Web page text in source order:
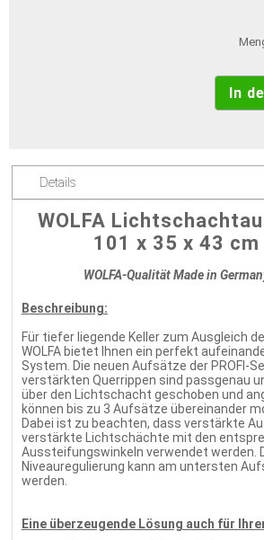
Details
WOLFA
101 x 35 x 43 cm
WOLFA-Qualität Made in
Beschreibung:
Für tiefer liegende Keller zum Ausgleich
WOLFA bietet Ihnen ein perfekt
System. Die neuen Aufsätze der PROFI-
verstärkten Querrippen sind passgenau
über den Lichtschacht geschoben und
können bis zu 3 Aufsätze übereinander
Dabei ist zu beachten, dass verstärkte
verstärkte Lichtschächte mit den
Aussteifungswinkeln verwendet werden.
Niveauregulierung kann am untersten
werden.
Eine überzeugende Lösung auch für